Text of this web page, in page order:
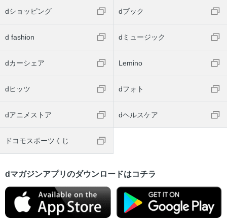
dショッピング dブック
d fashion dミュージック
dカーシェア Lemino
dヒッツ dフォト
dアニメストア dヘルスケア
ドコモスポーツくじ
dマガジンアプリのダウンロードはコチラ